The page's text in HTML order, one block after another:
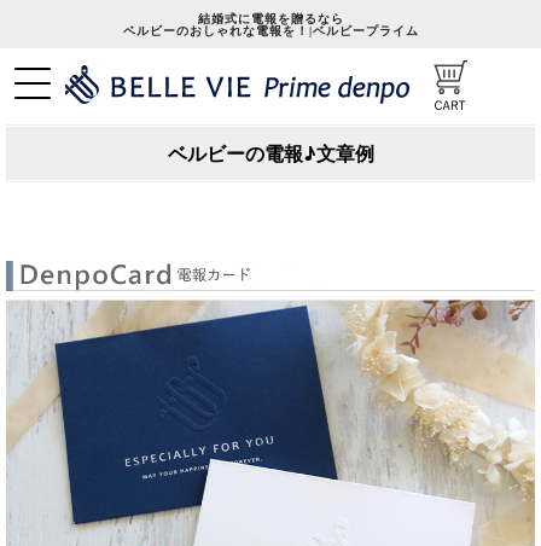
結婚式に電報を贈るなら
ベルビーのおしゃれな電報を！|ベルビープライム
ベルビーの電報♪文章例